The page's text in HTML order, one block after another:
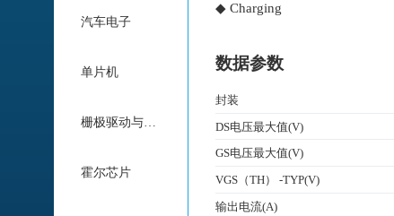
汽车电子
单片机
栅极驱动与电机驱动
霍尔芯片
◆ Charging
数据参数
封装
DS电压最大值(V)
GS电压最大值(V)
VGS（TH） -TYP(V)
输出电流(A)